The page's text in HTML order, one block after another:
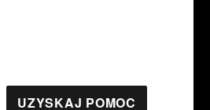
UZYSKAJ POMOC